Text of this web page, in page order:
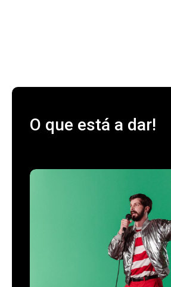
O que está a dar!